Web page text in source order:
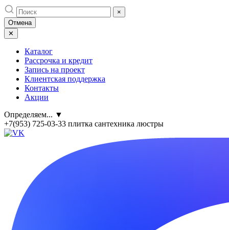
Skip
to
content
×
Отмена
✕
Каталог
Рассрочка и кредит
Запись на проект
Клиентская поддержка
Контакты
Акции
Определяем... ▼
+7(953) 725-03-33 плитка сантехника люстры